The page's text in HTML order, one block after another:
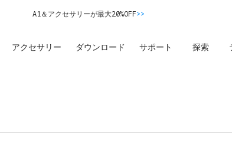
A1＆アクセサリーが最大20%OFF>>
アクセサリー ダウンロード サポート 探索